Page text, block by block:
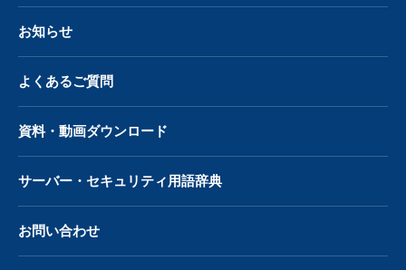
お知らせ
よくあるご質問
資料・動画ダウンロード
サーバー・ セキュリティ用語辞典
お問い合わせ